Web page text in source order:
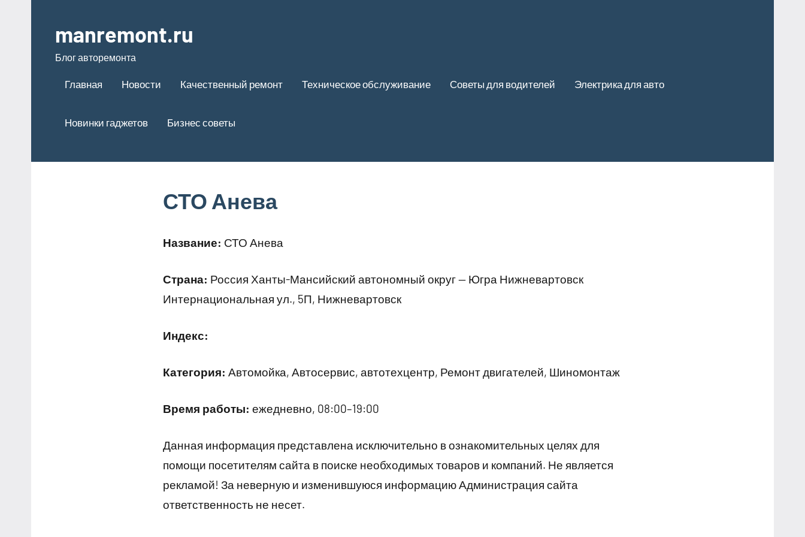
содержимому
manremont.ru
Блог авторемонта
Главная Новости Качественный ремонт Техническое обслуживание Советы для водителей Электрика для авто
Новинки гаджетов Бизнес советы
СТО Анева
Название: СТО Анева
Страна: Россия Ханты-Мансийский автономный округ — Югра Нижневартовск
Интернациональная ул., 5П, Нижневартовск
Индекс:
Категория: Автомойка, Автосервис, автотехцентр, Ремонт двигателей, Шиномонтаж
Время работы: ежедневно, 08:00–19:00
Данная информация представлена исключительно в ознакомительных целях для
помощи посетителям сайта в поиске необходимых товаров и компаний. Не является
рекламой! За неверную и изменившуюся информацию Администрация сайта
ответственность не несет.